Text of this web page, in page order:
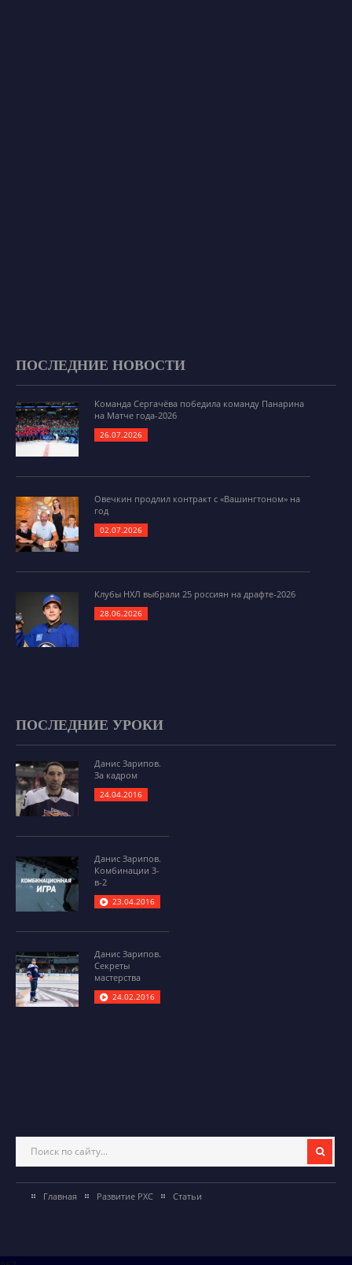
ПОСЛЕДНИЕ НОВОСТИ
Команда Сергачёва победила команду Панарина
на Матче года-2026
26.07.2026
Овечкин продлил контракт с «Вашингтоном» на
год
02.07.2026
Клубы НХЛ выбрали 25 россиян на драфте-2026
28.06.2026
ПОСЛЕДНИЕ УРОКИ
Данис Зарипов.
За кадром
24.04.2016
Данис Зарипов.
Комбинации 3-
в-2
23.04.2016
Данис Зарипов.
Секреты
мастерства
24.02.2016
Главная Развитие РХС Статьи